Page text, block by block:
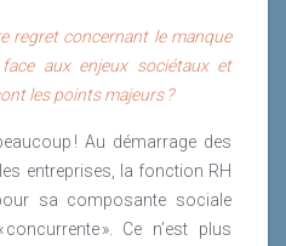
regret concernant le manque
face aux enjeux sociétaux et
les points majeurs ?
! Au démarrage des
entreprises, la fonction RH
sa composante sociale
». Ce n’est plus